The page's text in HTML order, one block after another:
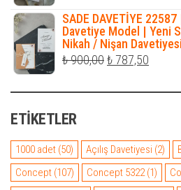
fiyat:
₺ 599,00.fiyat:
₺
SADE DAVETİYE
Davetiye Model | Yeni
Nikah / Nişan Davetiyesi
₺900,00Orijinal
₺ 787,50
ETIKETLER
1000 adet (50) Açılış Davetiyesi (2)
Concept (107) Concept 5322(1)